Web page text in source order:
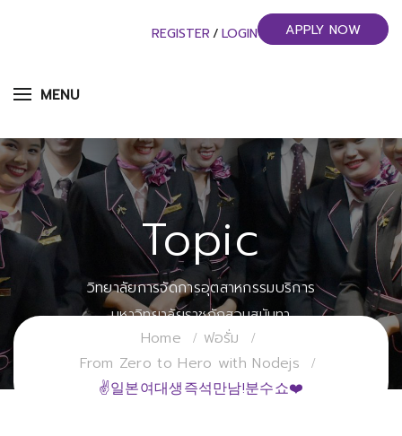
MENU
REGISTER / LOGIN APPLY NOW
Topic
วิทยาลัยการจัดการอุตสาหกรรมบริการ
มหาวิทยาลัยราชภัฏสวนสุนันทา
Home
ฟอรั่ม
From Zero to Hero with Nodejs
✌일본여대생즉석만남!분수쇼❤️